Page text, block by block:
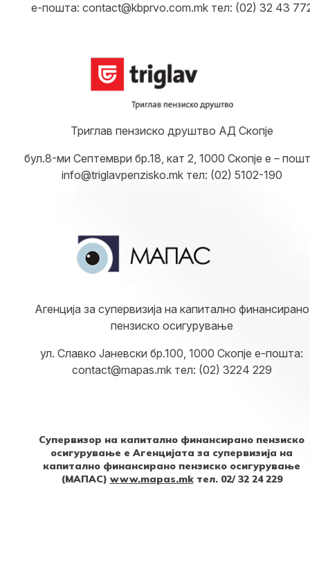
е-пошта: contact@kbprvo.com.mk тел: (02) 32 43
Триглав пензиско друштво АД Скопје
бул.8-ми Септември бр.18, кат 2, 1000 Скопје е –
info@triglavpenzisko.mk тел: (02) 5102-190
Агенција за супервизија на капитално финансирано
пензиско осигурување
ул. Славко Јаневски бр.100, 1000 Скопје е-пошта:
contact@mapas.mk тел: (02) 3224 229
Супервизор на капитално финансирано пензиско
осигурување е Агенцијата за супервизија на
капитално финансирано пензиско осигурување
(МАПАС) www.mapas.mkтел. 02/ 32 24 229